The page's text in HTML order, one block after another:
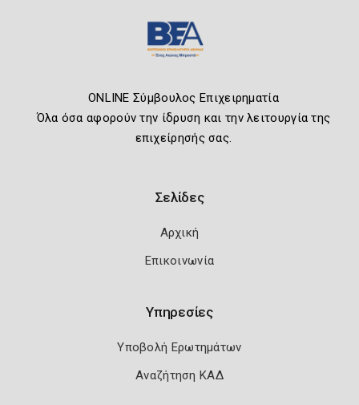
ONLINE Σύμβουλος Επιχειρηματία
Όλα όσα αφορούν την ίδρυση και την λειτουργία της
επιχείρησής σας.
Σελίδες
Αρχική
Επικοινωνία
Υπηρεσίες
Υποβολή Ερωτημάτων
Αναζήτηση ΚΑΔ